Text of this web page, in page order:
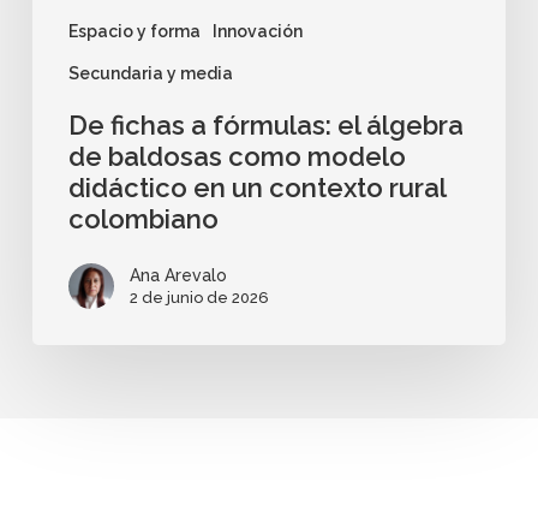
Espacio y forma Innovación
Secundaria y media
De fichas a fórmulas: el álgebra
de baldosas como modelo
didáctico en un contexto rural
colombiano
Ana Arevalo
2 de junio de 2026